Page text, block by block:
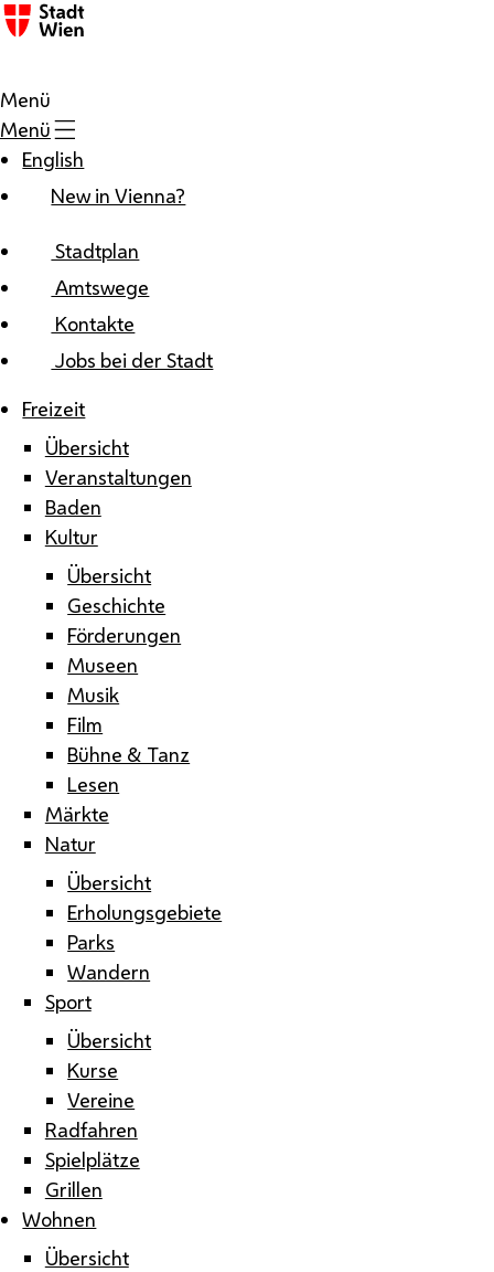
Zum Inhalt
Menü
Menü
English
New in Vienna?
Stadtplan
Amtswege
Kontakte
Jobs bei der Stadt
Freizeit
Übersicht
Veranstaltungen
Baden
Kultur
Übersicht
Geschichte
Förderungen
Museen
Musik
Film
Bühne & Tanz
Lesen
Märkte
Natur
Übersicht
Erholungsgebiete
Parks
Wandern
Sport
Übersicht
Kurse
Vereine
Radfahren
Spielplätze
Grillen
Wohnen
Übersicht